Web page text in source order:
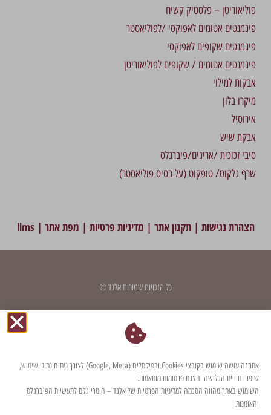
פוליאוריטן – פלסטיק קשיח
פיגמנטים אטומים לאפוקסי /לפוליאסטר
פיגמנטים שקופים לאפוקסי
פיגמנטים אטומים / שקופים לפוליאוריטן
אבקות למילוי
מיקרו בלון
אירוסיל
אבקת שיש
סיבי זכוכית /אריגים/פיברגלס
שרף גלקוט/ טופקוט (על בסיס פוליאסטר)
הצהרת נגישות |תקנון אתר | מדיניות פרטיות | מפת אתר |
llms
כל הזכויות שמורות אלגד ©
אתר זה עושה שימוש בקובצי Cookies ובפיקסלים (Google, Meta) לצורך ניתוח נתוני שימוש,
שיפור חוויית הגלישה והצגת פרסומות מותאמות.
השימוש באתר מהווה הסכמה למדיניות הפרטיות של אלגד – חומרי גלם לתעשיית הפיברגלס
והאומנות.